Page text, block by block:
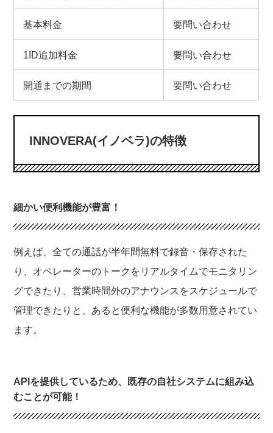
基本料金 要問い合わせ
1ID追加料金 要問い合わせ
開通までの期間 要問い合わせ
INNOVERA(イノベラ)の特徴
細かい便利機能が豊富！
例えば、全ての通話が半年間無料で録音・保存された
り、オペレーターのトークをリアルタイムでモニタリン
グできたり、営業時間外のアナウンスをスケジュールで
管理できたりと、あると便利な機能が多数用意されてい
ます。
APIを提供しているため、既存の自社システムに組み込
むことが可能！